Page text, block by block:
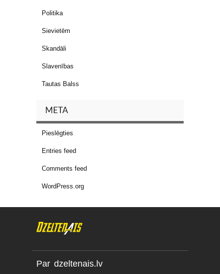
Politika
Sievietēm
Skandāli
Slavenības
Tautas Balss
META
Pieslēgties
Entries feed
Comments feed
WordPress.org
Par dzeltenais.lv